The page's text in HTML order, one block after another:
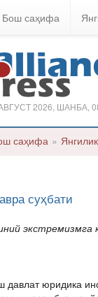
Бош саҳифа
2026, ШАНБА,
саҳифа »
суҳбати
экстремизмга
давлат юридика